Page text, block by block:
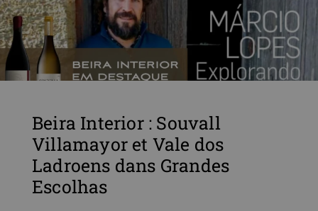
Beira Interior : Souvall
Villamayor et Vale dos
Ladroens dans Grandes
Escolhas